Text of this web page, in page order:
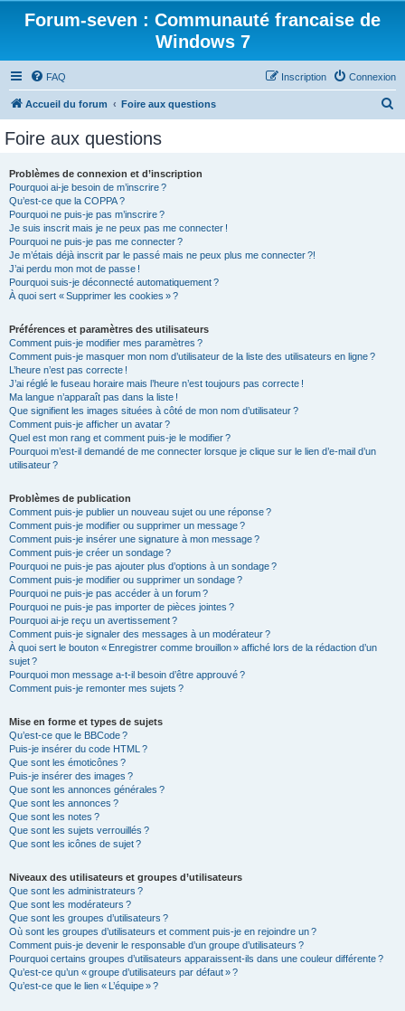
Forum-seven : Communauté francaise de
Windows 7
FAQ Connexion
Inscription
Accueil du forum Foire aux questions
Foire aux questions
Problèmes de connexion et d’inscription
Pourquoi ai-je besoin de m’inscrire ?
Qu’est-ce que la COPPA ?
Pourquoi ne puis-je pas m’inscrire ?
Je suis inscrit mais je ne peux pas me connecter !
Pourquoi ne puis-je pas me connecter ?
Je m’étais déjà inscrit par le passé mais ne peux plus me connecter ?!
J’ai perdu mon mot de passe !
Pourquoi suis-je déconnecté automatiquement ?
À quoi sert « Supprimer les cookies » ?
Préférences et paramètres des utilisateurs
Comment puis-je modifier mes paramètres ?
Comment puis-je masquer mon nom d’utilisateur de la liste des utilisateurs en ligne ?
L’heure n’est pas correcte !
J’ai réglé le fuseau horaire mais l’heure n’est toujours pas correcte !
Ma langue n’apparaît pas dans la liste !
Que signifient les images situées à côté de mon nom d’utilisateur ?
Comment puis-je afficher un avatar ?
Quel est mon rang et comment puis-je le modifier ?
Pourquoi m’est-il demandé de me connecter lorsque je clique sur le lien d’e-mail d’un
utilisateur ?
Problèmes de publication
Comment puis-je publier un nouveau sujet ou une réponse ?
Comment puis-je modifier ou supprimer un message ?
Comment puis-je insérer une signature à mon message ?
Comment puis-je créer un sondage ?
Pourquoi ne puis-je pas ajouter plus d’options à un sondage ?
Comment puis-je modifier ou supprimer un sondage ?
Pourquoi ne puis-je pas accéder à un forum ?
Pourquoi ne puis-je pas importer de pièces jointes ?
Pourquoi ai-je reçu un avertissement ?
Comment puis-je signaler des messages à un modérateur ?
À quoi sert le bouton « Enregistrer comme brouillon » affiché lors de la rédaction d’un
sujet ?
Pourquoi mon message a-t-il besoin d’être approuvé ?
Comment puis-je remonter mes sujets ?
Mise en forme et types de sujets
Qu’est-ce que le BBCode ?
Puis-je insérer du code HTML ?
Que sont les émoticônes ?
Puis-je insérer des images ?
Que sont les annonces générales ?
Que sont les annonces ?
Que sont les notes ?
Que sont les sujets verrouillés ?
Que sont les icônes de sujet ?
Niveaux des utilisateurs et groupes d’utilisateurs
Que sont les administrateurs ?
Que sont les modérateurs ?
Que sont les groupes d’utilisateurs ?
Où sont les groupes d’utilisateurs et comment puis-je en rejoindre un ?
Comment puis-je devenir le responsable d’un groupe d’utilisateurs ?
Pourquoi certains groupes d’utilisateurs apparaissent-ils dans une couleur différente ?
Qu’est-ce qu’un « groupe d’utilisateurs par défaut » ?
Qu’est-ce que le lien « L’équipe » ?